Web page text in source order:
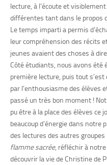
lecture, à l’écoute et
différentes tant dans le propos
Le temps imparti a permis
leur compréhension des récits
jeunes avaient des choses à
Côté étudiants, nous avons été
première lecture, puis tout
par l’enthousiasme des élèves
passé un très bon moment !
pu être à la place des élèves ce
beaucoup d’énergie dans
des lectures des autres
flamme sacrée, réfléchir à
découvrir la vie de Christine de